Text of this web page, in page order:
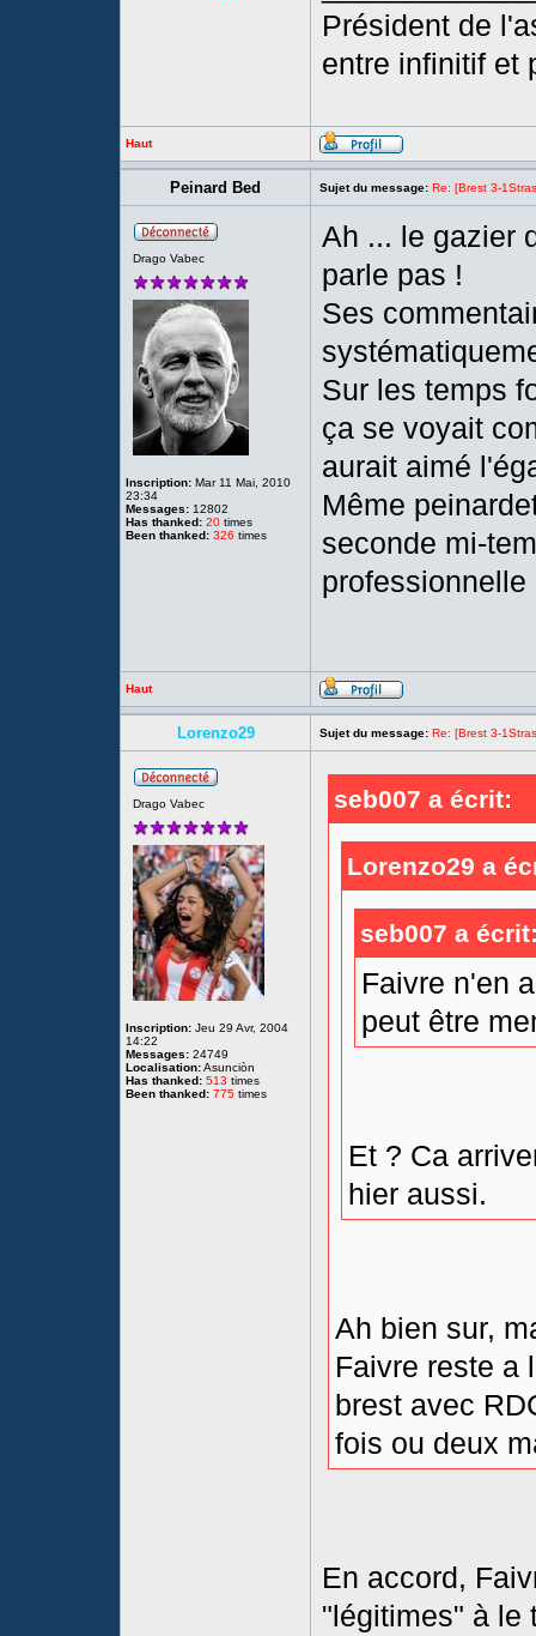
Président de
entre infinitif et
Haut
Peinard Bed Sujet du message: Re: [Brest 3-
Drago Vabec
Inscription: Mar 11 Mai, 2010
23:34
Messages: 12802
Has thanked: 20 times
Been thanked: 326 times
Ah ... le gazier
parle pas !
Ses
Sur les temps
ça se voyait
aurait aimé
Même
seconde mi-
Haut
Lorenzo29 Sujet du message: Re: [Brest 3-
Drago Vabec
Inscription: Jeu 29 Avr, 2004
14:22
Messages: 24749
Localisation:Asunciòn
Has thanked: 513 times
Been thanked: 775 times
seb007 a écrit:
Lorenzo29 a
seb007 a
Faivre n'en
peut être
Et ? Ca
hier aussi.
Ah bien sur,
Faivre reste a
brest avec
fois ou deux
En accord,
"légitimes" à le